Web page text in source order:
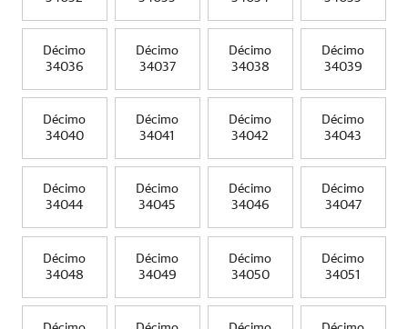
Décimo
34036
Décimo
34037
Décimo
34038
Décimo
34039
Décimo
34040
Décimo
34041
Décimo
34042
Décimo
34043
Décimo
34044
Décimo
34045
Décimo
34046
Décimo
34047
Décimo
34048
Décimo
34049
Décimo
34050
Décimo
34051